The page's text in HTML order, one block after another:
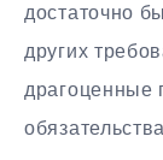
достаточно
других
драгоценные